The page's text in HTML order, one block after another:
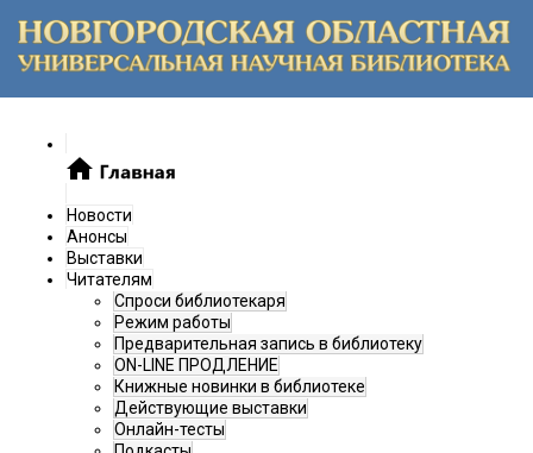
Новости
Анонсы
Выставки
Читателям
Спроси библиотекаря
Режим работы
Предварительная запись в библиотеку
ON-LINE ПРОДЛЕНИЕ
Книжные новинки в библиотеке
Действующие выставки
Онлайн-тесты